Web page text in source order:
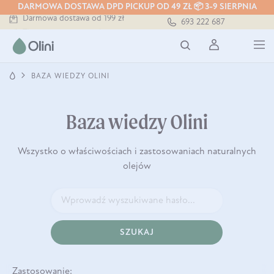
DARMOWA DOSTAWA DPD PICKUP OD 49 ZŁ 📦 3-9 SIERPNIA
Darmowa dostawa od 199 zł
Tłoczony zawsze na zimno
Darmowa dostawa od 199 zł
693 222 687
BAZA WIEDZY OLINI
Baza wiedzy Olini
Wszystko o właściwościach i zastosowaniach naturalnych
olejów
SZUKAJ
Zastosowanie: